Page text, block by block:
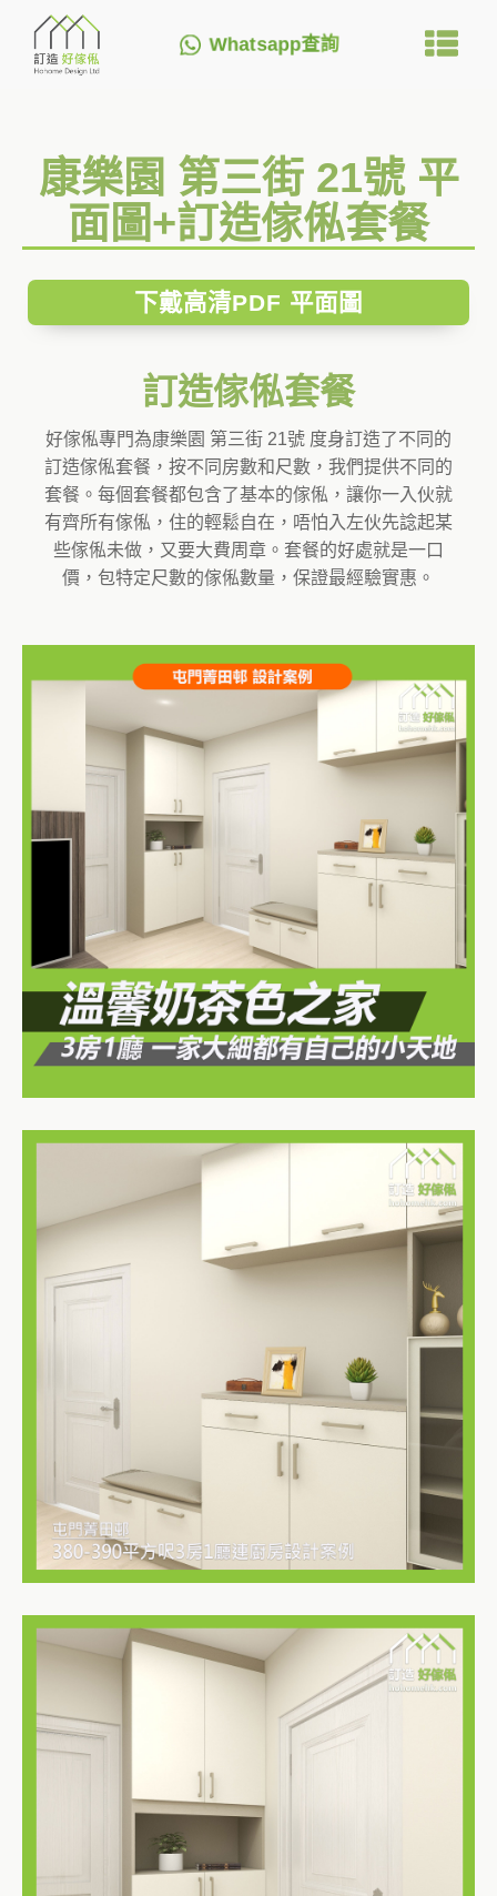
Whatsapp查詢
康樂園 第三街 21號 平
面圖+訂造傢俬套餐
下戴高清PDF 平面圖
訂造傢俬套餐
好傢俬專門為康樂園 第三街 21號 度身訂造了不同的
訂造傢俬套餐，按不同房數和尺數，我們提供不同的
套餐。每個套餐都包含了基本的傢俬，讓你一入伙就
有齊所有傢俬，住的輕鬆自在，唔怕入左伙先諗起某
些傢俬未做，又要大費周章。套餐的好處就是一口
價，包特定尺數的傢俬數量，保證最經驗實惠。